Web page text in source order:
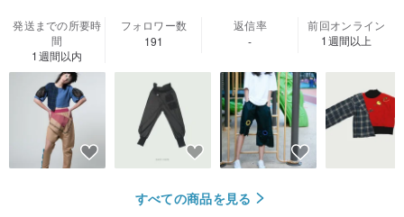
発送までの所要時
間
1週間以内
フォロワー数
191
返信率
-
前回オンライン
1週間以上
すべての商品を見る